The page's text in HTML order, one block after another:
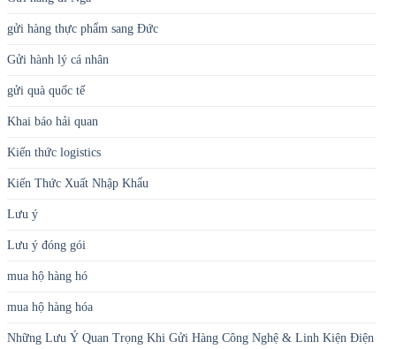
gửi hàng thực phẩm sang Đức
Gửi hành lý cá nhân
gửi quà quốc tế
Khai báo hải quan
Kiến thức logistics
Kiến Thức Xuất Nhập Khẩu
Lưu ý
Lưu ý đóng gói
mua hộ hàng hó
mua hộ hàng hóa
Những Lưu Ý Quan Trọng Khi Gửi Hàng Công Nghệ & Linh Kiện Điện